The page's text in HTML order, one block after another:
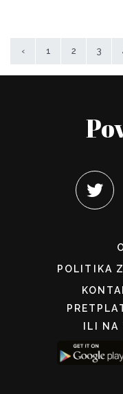
‹ 1 2 3
POLITIKA
ILI